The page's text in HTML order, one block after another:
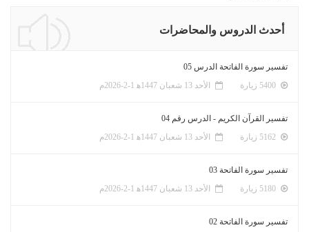
أحدث الدروس والمحاضرات
تفسير سورة الفاتحة الدرس 05
الأحد 13 شعبان 1447ﻫ 1-2-2026م
تفسير القرآن الكريم - الدرس رقم 04
الأحد 13 شعبان 1447ﻫ 1-2-2026م
تفسير سورة الفاتحة 03
الأحد 13 شعبان 1447ﻫ 1-2-2026م
تفسير سورة الفاتحة 02